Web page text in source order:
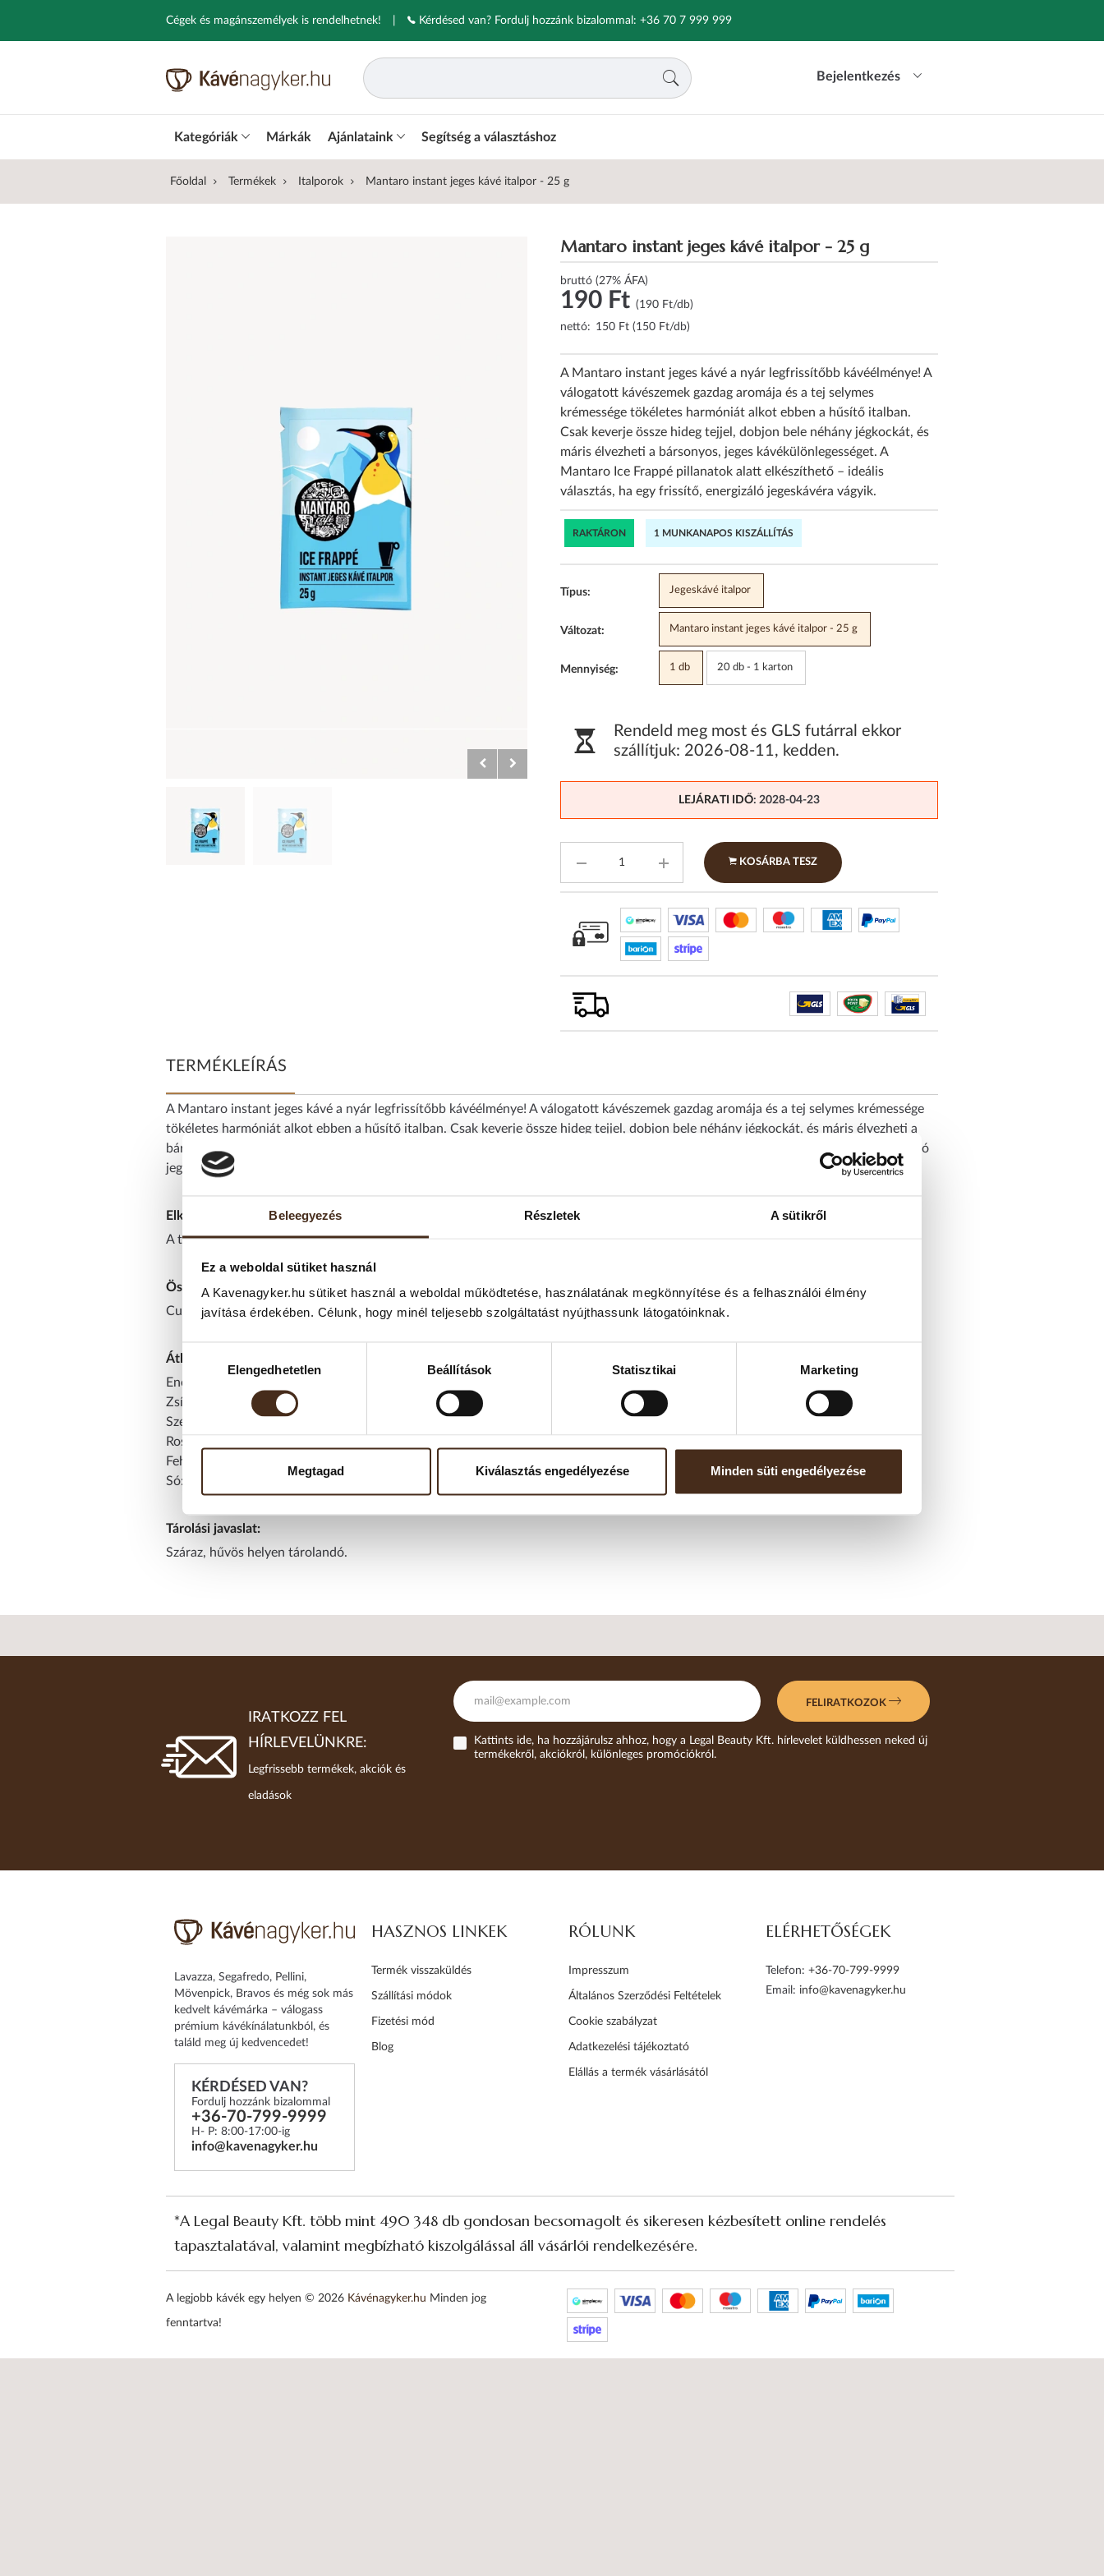
Beleegyezés Részletek A sütikről
Ez a weboldal sütiket használ
A Kavenagyker.hu sütiket használ a weboldal működtetése, használatának megkönnyítése és a felhasználói élmény
javítása érdekében. Célunk, hogy minél teljesebb szolgáltatást nyújthassunk látogatóinknak.
Hozzájárulás
kiválasztásaElengedhetetlen Beállítások Statisztikai Marketing
Megtagad Kiválasztás engedélyezése Minden süti engedélyezése
Cégek és magánszemélyek is rendelhetnek! Kérdésed van? Fordulj hozzánk bizalommal: +36 70 7 999 999
Bejelentkezés
Kategóriák Márkák Ajánlataink Segítség a választáshoz
Főoldal Termékek Italporok Mantaro instant jeges kávé italpor - 25 g
Mantaro instant jeges kávé italpor - 25 g
bruttó (27% ÁFA)
190 Ft (190 Ft/db)
nettó: 150 Ft (150 Ft/db)
A Mantaro instant jeges kávé a nyár legfrissítőbb kávéélménye! A
válogatott kávészemek gazdag aromája és a tej selymes
krémessége tökéletes harmóniát alkot ebben a hűsítő italban.
Csak keverje össze hideg tejjel, dobjon bele néhány jégkockát, és
máris élvezheti a bársonyos, jeges kávékülönlegességet. A
Mantaro Ice Frappé pillanatok alatt elkészíthető – ideális
választás, ha egy frissítő, energizáló jegeskávéra vágyik.
RAKTÁRON 1 MUNKANAPOS KISZÁLLÍTÁS
Típus: Jegeskávé italpor
Változat: Mantaro instant jeges kávé italpor - 25 g
Mennyiség: 1 db 20 db - 1 karton
Rendeld meg most és GLS futárral ekkor
szállítjuk: 2026-08-11, kedden.
LEJÁRATI IDŐ: 2028-04-23
KOSÁRBA TESZ
TERMÉKLEÍRÁS
A Mantaro instant jeges kávé a nyár legfrissítőbb kávéélménye! A válogatott kávészemek gazdag aromája és a tej selymes krémessége
tökéletes harmóniát alkot ebben a hűsítő italban. Csak keverje össze hideg tejjel, dobjon bele néhány jégkockát, és máris élvezheti a
bársonyos, jeges kávékülönlegességet. A Mantaro Ice Frappé pillanatok alatt elkészíthető – ideális választás, ha egy frissítő, energizáló
jegeskávéra vágyik.
Elkészítési javaslat:
A tasak tartalmát 200 ml hideg tejben egyenletesen keverje el.
Összetevők:
Cukor, instant kávé (11,5 %), aroma, étkezési só Ingredients: sugar, instant coffee (11,5%), flavor, salt. Allergének: nincs
Átlagos tápérték 100 g termékben:
Energia: 1659 kJ/391 kcal
Zsír: 0 g, ebből telített: 0 g
Szénhidrát: 94 g, ebből cukrok: 89 g
Rost: 0 g
Fehérje: 2,4 g
Só: 0,2 g
Tárolási javaslat:
Száraz, hűvös helyen tárolandó.
IRATKOZZ FEL
HÍRLEVELÜNKRE:
Legfrissebb termékek, akciók és
eladások
FELIRATKOZOK
Kattints ide, ha hozzájárulsz ahhoz, hogy a Legal Beauty Kft. hírlevelet küldhessen neked új
termékekről, akciókról, különleges promóciókról.
Lavazza, Segafredo, Pellini,
Mövenpick, Bravos és még sok más
kedvelt kávémárka – válogass
prémium kávékínálatunkból, és
találd meg új kedvencedet!
KÉRDÉSED VAN?
Fordulj hozzánk bizalommal
+36-70-799-9999
H- P: 8:00-17:00-ig
info@kavenagyker.hu
HASZNOS LINKEK
Termék visszaküldés
Szállítási módok
Fizetési mód
Blog
RÓLUNK
Impresszum
Általános Szerződési Feltételek
Cookie szabályzat
Adatkezelési tájékoztató
Elállás a termék vásárlásától
ELÉRHETŐSÉGEK
Telefon: +36-70-799-9999
Email: info@kavenagyker.hu
*A Legal Beauty Kft. több mint 490 348 db gondosan becsomagolt és sikeresen kézbesített online rendelés
tapasztalatával, valamint megbízható kiszolgálással áll vásárlói rendelkezésére.
A legjobb kávék egy helyen © 2026 Kávénagyker.hu Minden jog
fenntartva!